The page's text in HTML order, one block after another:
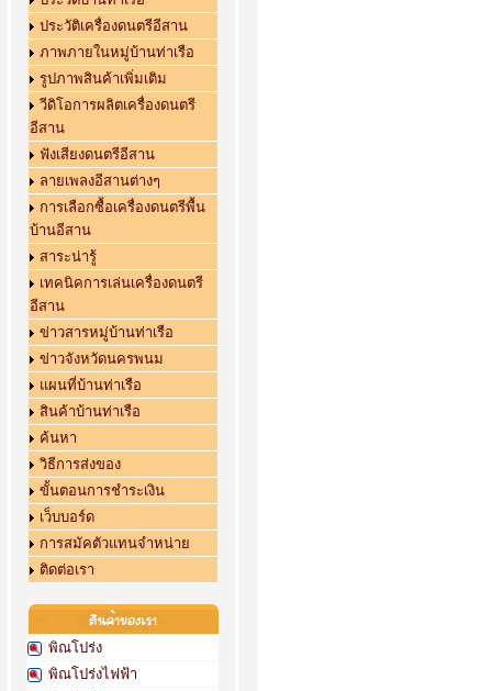
ประวัติเครื่องดนตรีอีสาน
ภาพภายในหมู่บ้านท่าเรือ
รูปภาพสินค้าเพิ่มเติม
วีดิโอการผลิตเครื่องดนตรี
อีสาน
ฟังเสียงดนตรีอีสาน
ลายเพลงอีสานต่างๆ
การเลือกซื้อเครื่องดนตรีพื้น
บ้านอีสาน
สาระน่ารู้
เทคนิคการเล่นเครื่องดนตรี
อีสาน
ข่าวสารหมู่บ้านท่าเรือ
ข่าวจังหวัดนครพนม
แผนที่บ้านท่าเรือ
สินค้าบ้านท่าเรือ
ค้นหา
วิธีการส่งของ
ขั้นตอนการชำระเงิน
เว็บบอร์ด
การสมัคตัวแทนจำหน่าย
ติดต่อเรา
พิณโปร่ง
พิณโปร่งไฟฟ้า